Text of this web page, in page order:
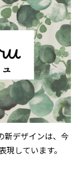
デザインは、 今
しています。